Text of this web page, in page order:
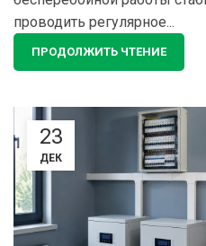
проводить регулярное...
ПРОДОЛЖИТЬ ЧТЕНИЕ
23
ДЕК